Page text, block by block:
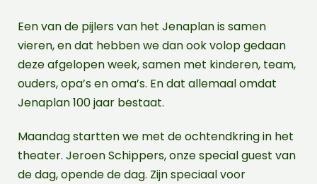
Een van de pijlers van het Jenaplan is samen
vieren, en dat hebben we dan ook volop gedaan
deze afgelopen week, samen met kinderen, team,
ouders, opa’s en oma’s. En dat allemaal omdat
Jenaplan 100 jaar bestaat.
Maandag startten we met de ochtendkring in het
theater. Jeroen Schippers, onze special guest van
de dag, opende de dag. Zijn speciaal voor